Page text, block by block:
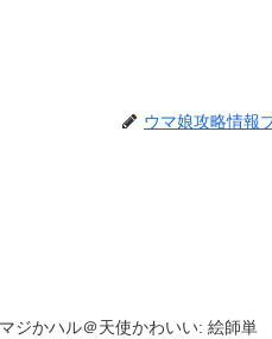
ウマ娘攻略情報
かハル＠天使かわいい: 絵師単